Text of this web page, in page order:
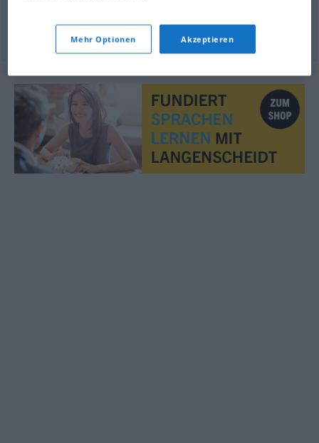
© OpenThesaurus.de
Mehr Optionen Akzeptieren